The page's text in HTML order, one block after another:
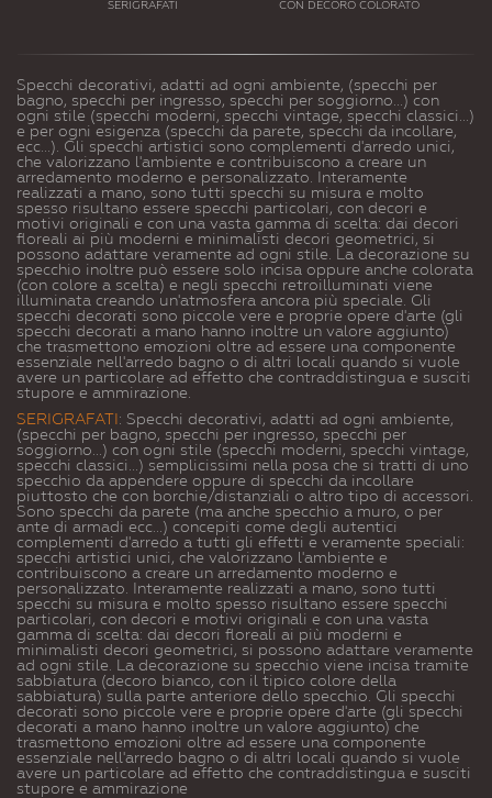
SERIGRAFATI CON DECORO COLORATO
Specchi decorativi, adatti ad ogni ambiente, (specchi per
bagno, specchi per ingresso, specchi per soggiorno...) con
ogni stile (specchi moderni, specchi vintage, specchi classici...)
e per ogni esigenza (specchi da parete, specchi da incollare,
ecc...). Gli specchi artistici sono complementi d'arredo unici,
che valorizzano l'ambiente e contribuiscono a creare un
arredamento moderno e personalizzato. Interamente
realizzati a mano, sono tutti specchi su misura e molto
spesso risultano essere specchi particolari, con decori e
motivi originali e con una vasta gamma di scelta: dai decori
floreali ai più moderni e minimalisti decori geometrici, si
possono adattare veramente ad ogni stile. La decorazione su
specchio inoltre può essere solo incisa oppure anche colorata
(con colore a scelta) e negli specchi retroilluminati viene
illuminata creando un'atmosfera ancora più speciale. Gli
specchi decorati sono piccole vere e proprie opere d'arte (gli
specchi decorati a mano hanno inoltre un valore aggiunto)
che trasmettono emozioni oltre ad essere una componente
essenziale nell'arredo bagno o di altri locali quando si vuole
avere un particolare ad effetto che contraddistingua e susciti
stupore e ammirazione.
SERIGRAFATI: Specchi decorativi, adatti ad ogni ambiente,
(specchi per bagno, specchi per ingresso, specchi per
soggiorno...) con ogni stile (specchi moderni, specchi vintage,
specchi classici...) semplicissimi nella posa che si tratti di uno
specchio da appendere oppure di specchi da incollare
piuttosto che con borchie/distanziali o altro tipo di accessori.
Sono specchi da parete (ma anche specchio a muro, o per
ante di armadi ecc...) concepiti come degli autentici
complementi d'arredo a tutti gli effetti e veramente speciali:
specchi artistici unici, che valorizzano l'ambiente e
contribuiscono a creare un arredamento moderno e
personalizzato. Interamente realizzati a mano, sono tutti
specchi su misura e molto spesso risultano essere specchi
particolari, con decori e motivi originali e con una vasta
gamma di scelta: dai decori floreali ai più moderni e
minimalisti decori geometrici, si possono adattare veramente
ad ogni stile. La decorazione su specchio viene incisa tramite
sabbiatura (decoro bianco, con il tipico colore della
sabbiatura) sulla parte anteriore dello specchio. Gli specchi
decorati sono piccole vere e proprie opere d'arte (gli specchi
decorati a mano hanno inoltre un valore aggiunto) che
trasmettono emozioni oltre ad essere una componente
essenziale nell'arredo bagno o di altri locali quando si vuole
avere un particolare ad effetto che contraddistingua e susciti
stupore e ammirazione